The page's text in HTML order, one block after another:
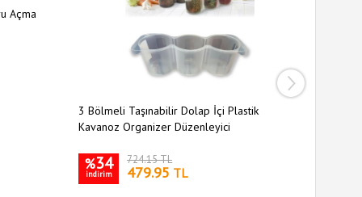
Açma
3 Bölmeli Taşınabilir Dolap İçi Plastik
Kavanoz Organizer Düzenleyici
%34
indirim
724.15 TL
479.95 TL